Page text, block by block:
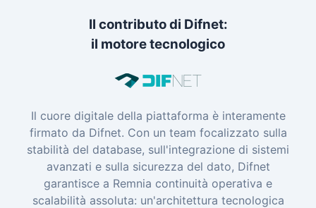
Il contributo di Difnet:
il motore tecnologico
Il cuore digitale della piattaforma è interamente
firmato da Difnet. Con un team focalizzato sulla
stabilità del database, sull'integrazione di sistemi
avanzati e sulla sicurezza del dato, Difnet
garantisce a Remnia continuità operativa e
scalabilità assoluta: un'architettura tecnologica